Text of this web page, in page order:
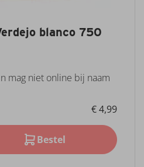
blanco 750
mag niet online bij naam
€ 4,99
Bestel